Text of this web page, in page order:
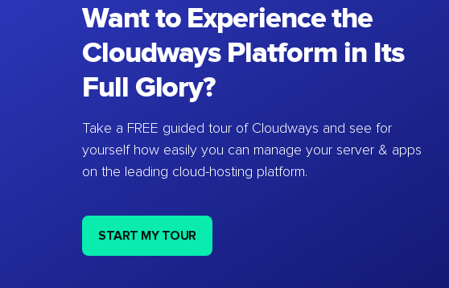
Want to Experience the
Cloudways Platform in Its
Full Glory?
Take a FREE guided tour of Cloudways and see for
yourself how easily you can manage your server & apps
on the leading cloud-hosting platform.
START MY TOUR